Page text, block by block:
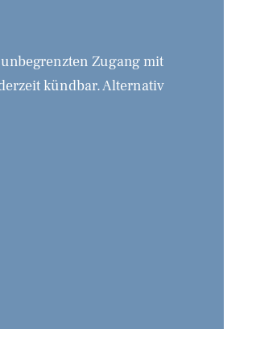
Zugang mit
kündbar. Alternativ